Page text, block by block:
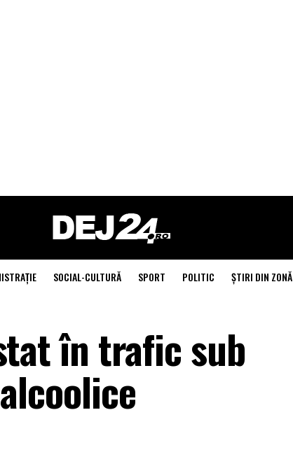
SOCIAL-CULTURĂ SPORT POLITIC ŞTIRI DIN ZONĂ
în trafic sub